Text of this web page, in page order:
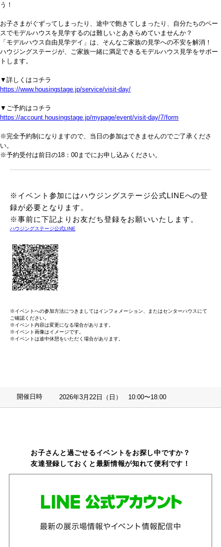
う！
お子さまがぐずってしまったり、途中で飽きてしまったり、自分たちのペー
スでモデルハウスを見学するのは難しいとあきらめていませんか？
「モデルハウス自由見学デイ」は、そんなご家族の見学への不安を解消！
ハウジングステージが、ご家族一緒に満足できるモデルハウス見学をサポー
トします。
▼詳しくはコチラ
https://www.housingstage.jp/service/visit-day/
▼ご予約はコチラ
https://account.housingstage.jp/mypage/event/visit-day/7/form
※完全予約制になりますので、当日の参加はできませんのでご了承くださ
い。
※予約受付は前日の18：00までにお申し込みください。
※イベント参加にはハウジングステージ公式LINEへの登
録が必要となります。
※事前に下記よりお友だち登録をお願いいたします。
ハウジングステージ公式LINE
※イベントへの参加方法につきましてはインフォメーション、またはセンターハウスにて
ご確認ください。
※イベント内容は変更になる場合があります。
※イベント画像はイメージです。
※イベントは途中休憩をいただく場合があります。
開催日時 2026年3月22日（日） 10:00〜18:00
お子さんと過ごせるイベントをお探し中ですか？
友達登録しておくと最新情報が知れて便利です！